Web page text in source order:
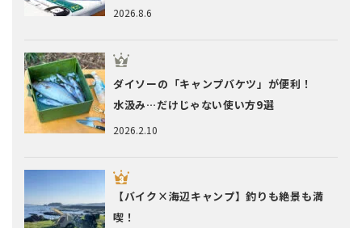
2026.8.6
2026.2.10
ダイソーの「キャンプバケツ」が便利！
水汲み…だけじゃない使い方9選
【バイク×海辺キャンプ】釣りも絶景も満
喫！